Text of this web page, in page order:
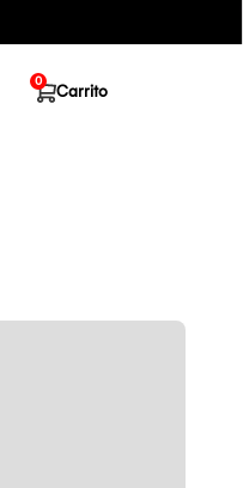
Carrito
0